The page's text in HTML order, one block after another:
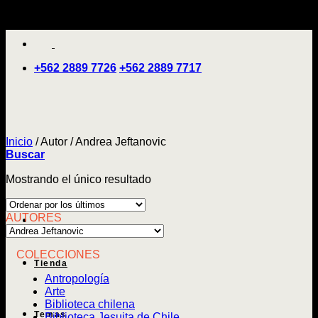
+562 2889 7726 +562 2889 7717
Tienda
Temas
Inicio /Autor /Andrea Jeftanovic
Buscar
Mostrando el único resultado
AUTORES
COLECCIONES
Antropología
Arte
Biblioteca chilena